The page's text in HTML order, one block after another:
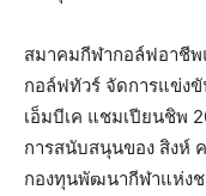
สมาคมกีฬากอล์ฟอาชี
กอล์ฟทัวร์ จัดการแข่ง
เอ็มบีเค แชมเปียนชิพ
การสนับสนุนของ สิงห์
กองทุนพัฒนากีฬาแห่ง